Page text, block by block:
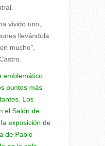
vivido uno,
llevándola
mucho”,
emblemático
puntos más
Los
el Salón de
exposición de
de Pablo